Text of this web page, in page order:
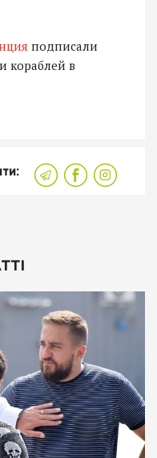
подписали
кораблей в